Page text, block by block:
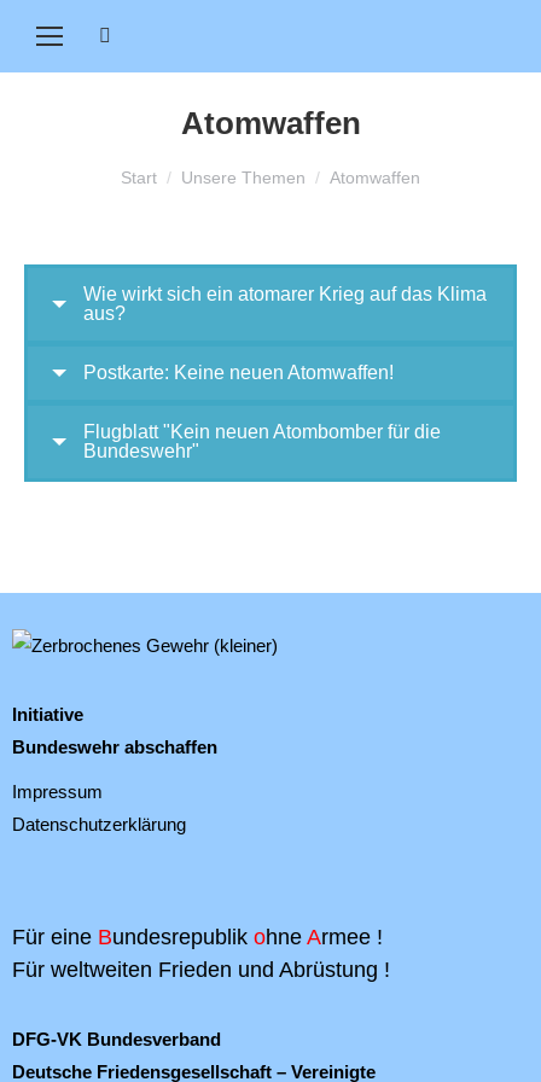
Search:
Atomwaffen
Sie befinden sich hier:
Start Unsere Themen Atomwaffen
Wie wirkt sich ein atomarer Krieg auf das Klima
aus?
Postkarte: Keine neuen Atomwaffen!
Flugblatt "Kein neuen Atombomber für die
Bundeswehr"
Initiative
Bundeswehr abschaffen
Impressum
Datenschutzerklärung
Für eine Bundesrepublik ohne Armee !
Für weltweiten Frieden und Abrüstung !
DFG-VK Bundesverband
Deutsche Friedensgesellschaft – Vereinigte